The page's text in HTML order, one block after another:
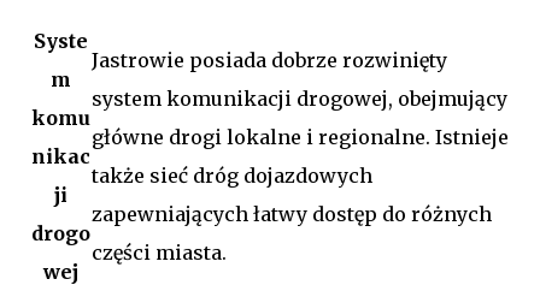
Syste
m
komu
nikac
ji
drogo
wej
Jastrowie posiada dobrze rozwinięty
system komunikacji drogowej, obejmujący
główne drogi lokalne i regionalne. Istnieje
także sieć dróg dojazdowych
zapewniających łatwy dostęp do różnych
części miasta.